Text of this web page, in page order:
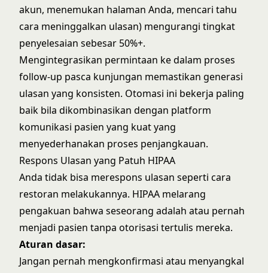
akun, menemukan halaman Anda, mencari tahu
cara meninggalkan ulasan) mengurangi tingkat
penyelesaian sebesar 50%+.
Mengintegrasikan permintaan ke dalam proses
follow-up pasca kunjungan memastikan generasi
ulasan yang konsisten. Otomasi ini bekerja paling
baik bila dikombinasikan dengan platform
komunikasi pasien yang kuat yang
menyederhanakan proses penjangkauan.
Respons Ulasan yang Patuh HIPAA
Anda tidak bisa merespons ulasan seperti cara
restoran melakukannya. HIPAA melarang
pengakuan bahwa seseorang adalah atau pernah
menjadi pasien tanpa otorisasi tertulis mereka.
Aturan dasar:
Jangan pernah mengkonfirmasi atau menyangkal